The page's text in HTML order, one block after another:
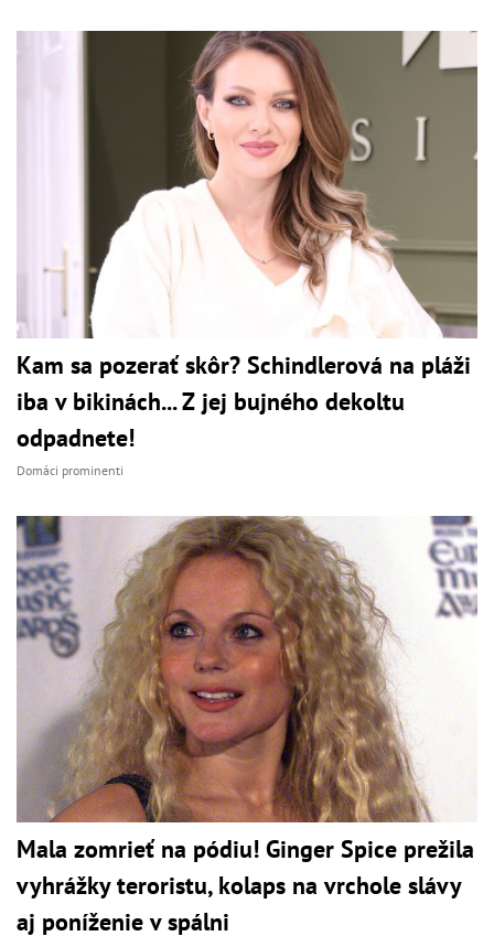
Kam sa pozerať skôr? Schindlerová na pláži
iba v bikinách... Z jej bujného dekoltu
odpadnete!
Domáci prominenti
Mala zomrieť na pódiu! Ginger Spice prežila
vyhrážky teroristu, kolaps na vrchole slávy
aj poníženie v spálni